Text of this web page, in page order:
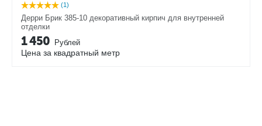
(1)
Дерри Брик 385-10 декоративный кирпич для внутренней
отделки
1 450 Рублей
Цена за квадратный метр